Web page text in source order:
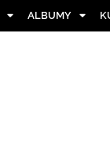
ALBUMY